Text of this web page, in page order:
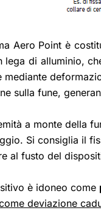
Aero Point è
lega di alluminio,
mediante
sulla fune,
a monte della
Si consiglia il
al fusto del
è idoneo come
deviazione